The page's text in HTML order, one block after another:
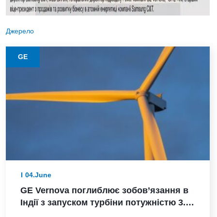
Джерело
GE
04.June
GE Vernova поглиблює зобов’язання в
Індії з запуском турбіни потужністю 3.8